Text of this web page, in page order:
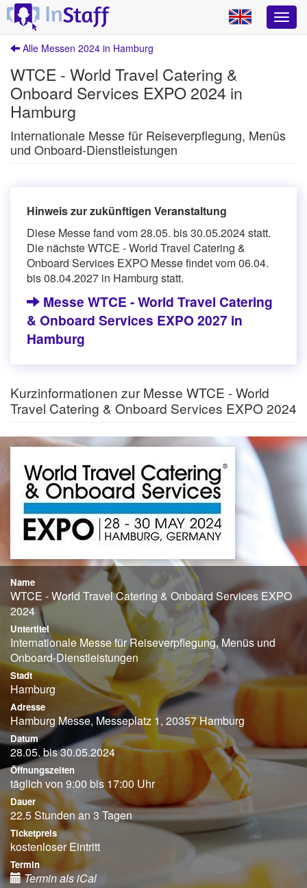
Alle Messen 2024 in Hamburg
WTCE - World Travel Catering &
Onboard Services EXPO 2024 in
Hamburg
Internationale Messe für Reiseverpflegung, Menüs
und Onboard-Dienstleistungen
Hinweis zur zukünftigen Veranstaltung
Diese Messe fand vom 28.05. bis 30.05.2024 statt.
Die nächste WTCE - World Travel Catering &
Onboard Services EXPO Messe findet vom 06.04.
bis 08.04.2027 in Hamburg statt.
Messe WTCE - World Travel Catering
& Onboard Services EXPO 2027 in
Hamburg
Kurzinformationen zur Messe WTCE - World
Travel Catering & Onboard Services EXPO 2024
Name
WTCE - World Travel Catering & Onboard Services EXPO
2024
Untertitel
Internationale Messe für Reiseverpflegung, Menüs und
Onboard-Dienstleistungen
Stadt
Hamburg
Adresse
Hamburg Messe, Messeplatz 1, 20357 Hamburg
Datum
28.05. bis 30.05.2024
Öffnungszeiten
täglich von 9:00 bis 17:00 Uhr
Dauer
22.5 Stunden an 3 Tagen
Ticketpreis
kostenloser Eintritt
Termin
Termin als iCal